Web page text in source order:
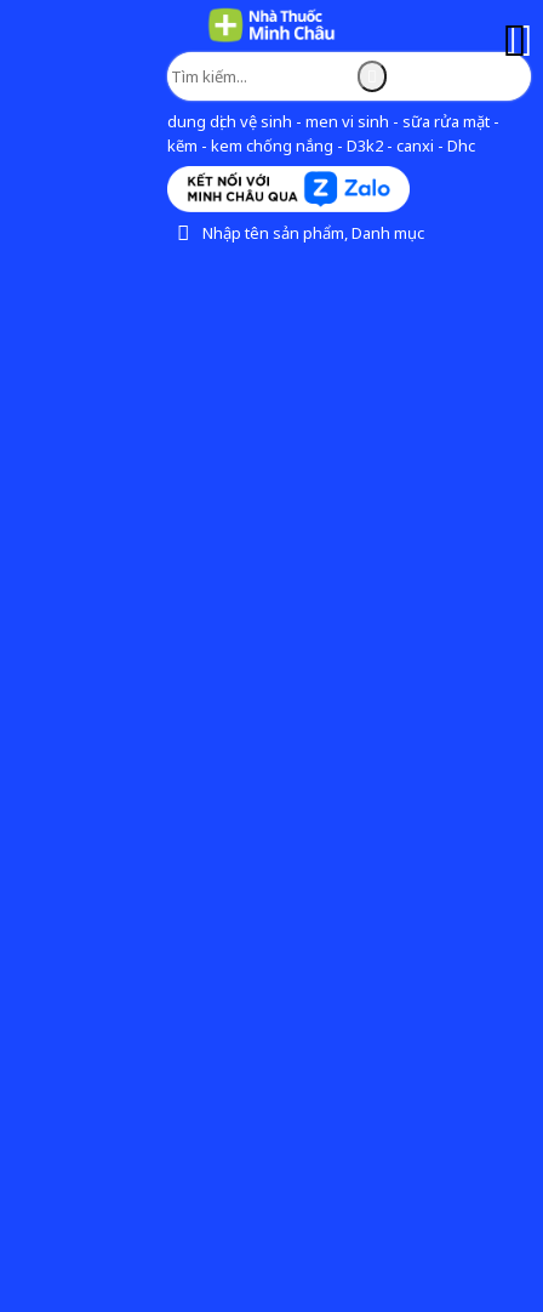
dung dịch vệ sinh - men vi sinh - sữa rửa mặt -
kẽm - kem chống nắng - D3k2 - canxi - Dhc
Nhập tên sản phẩm, Danh mục